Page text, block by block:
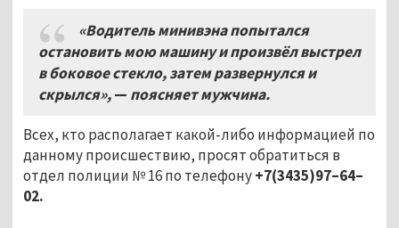
«Водитель минивэна попытался
остановить мою машину и произвёл выстрел
в боковое стекло, затем развернулся и
скрылся»,— поясняет мужчина.
Всех, кто располагает какой-либо информацией по
данному происшествию, просят обратиться в
отдел полиции № 16 по телефону+7(3435)97–64–
02.